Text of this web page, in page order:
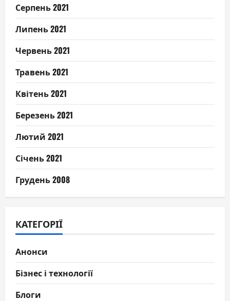
Серпень 2021
Липень 2021
Червень 2021
Травень 2021
Квітень 2021
Березень 2021
Лютий 2021
Січень 2021
Грудень 2008
КАТЕГОРІЇ
Анонси
Бізнес і технології
Блоги